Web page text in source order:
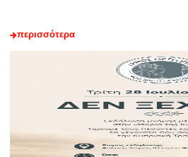
περισσότερα